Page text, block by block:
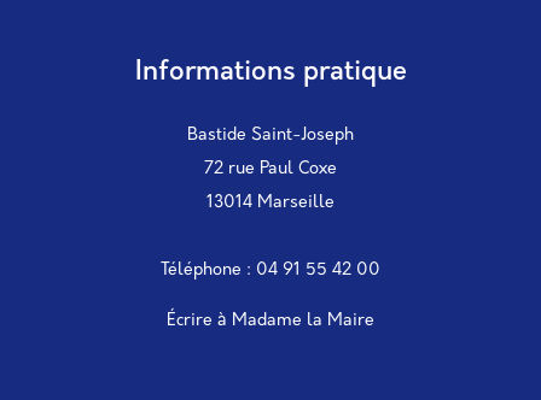
Informations pratique
Bastide Saint-Joseph
72 rue Paul Coxe
13014 Marseille
Téléphone : 04 91 55 42 00
Écrire à Madame la Maire